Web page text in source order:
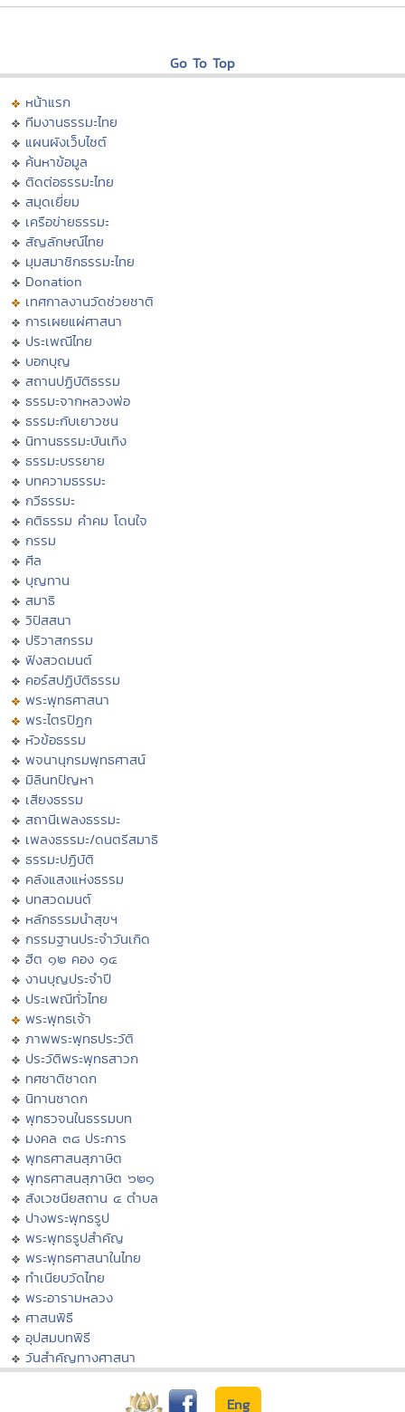
Go To Top
หน้าแรก
ทีมงานธรรมะไทย
แผนผังเว็บไซต์
ค้นหาข้อมูล
ติดต่อธรรมะไทย
สมุดเยี่ยม
เครือข่ายธรรมะ
สัญลักษณ์ไทย
มุมสมาชิกธรรมะไทย
Donation
เทศกาลงานวัดช่วยชาติ
การเผยแผ่ศาสนา
ประเพณีไทย
บอกบุญ
สถานปฏิบัติธรรม
ธรรมะจากหลวงพ่อ
ธรรมะกับเยาวชน
นิทานธรรมะบันเทิง
ธรรมะบรรยาย
บทความธรรมะ
กวีธรรมะ
คติธรรม คำคม โดนใจ
กรรม
ศีล
บุญทาน
สมาธิ
วิปัสสนา
ปริวาสกรรม
ฟังสวดมนต์
คอร์สปฏิบัติธรรม
พระพุทธศาสนา
พระไตรปิฏก
หัวข้อธรรม
พจนานุกรมพุทธศาสน์
มิลินทปัญหา
เสียงธรรม
สถานีเพลงธรรมะ
เพลงธรรมะ/ดนตรีสมาธิ
ธรรมะปฏิบัติ
คลังแสงแห่งธรรม
บทสวดมนต์
หลักธรรมนำสุขฯ
กรรมฐานประจำวันเกิด
ฮีต ๑๒ คอง ๑๔
งานบุญประจำปี
ประเพณีทั่วไทย
พระพุทธเจ้า
ภาพพระพุทธประวัติ
ประวัติพระพุทธสาวก
ทศชาติชาดก
นิทานชาดก
พุทธวจนในธรรมบท
มงคล ๓๘ ประการ
พุทธศาสนสุภาษิต
พุทธศาสนสุภาษิต ๖๒๑
สังเวชนียสถาน ๔ ตำบล
ปางพระพุทธรูป
พระพุทธรูปสำคัญ
พระพุทธศาสนาในไทย
ทำเนียบวัดไทย
พระอารามหลวง
ศาสนพิธี
อุปสมบทพิธี
วันสำคัญทางศาสนา
Eng